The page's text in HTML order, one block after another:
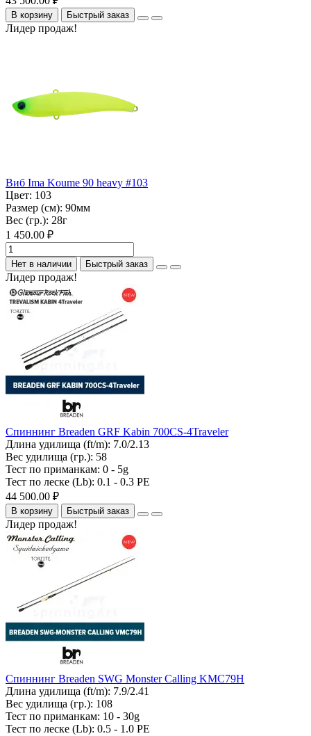
В корзину Быстрый заказ
Лидер продаж!
Виб Ima Koume 90 heavy #103
Цвет: 103
Размер (см): 90мм
Вес (гр.): 28г
1 450.00 ₽
Нет в наличии Быстрый заказ
Лидер продаж!
Спиннинг Breaden GRF Kabin 700CS-4Traveler
Длина удилища (ft/m): 7.0/2.13
Вес удилища (гр.): 58
Тест по приманкам: 0 - 5g
Тест по леске (Lb): 0.1 - 0.3 PE
44 500.00 ₽
В корзину Быстрый заказ
Лидер продаж!
Спиннинг Breaden SWG Monster Calling KMC79H
Длина удилища (ft/m): 7.9/2.41
Вес удилища (гр.): 108
Тест по приманкам: 10 - 30g
Тест по леске (Lb): 0.5 - 1.0 PE